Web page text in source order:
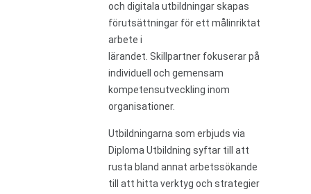
och digitala utbildningar skapas
förutsättningar för ett målinriktat
arbete i
lärandet. Skillpartner fokuserar på
individuell och gemensam
kompetensutveckling inom
organisationer.
Utbildningarna som erbjuds via
Diploma Utbildning syftar till att
rusta bland annat arbetssökande
till att hitta verktyg och strategier